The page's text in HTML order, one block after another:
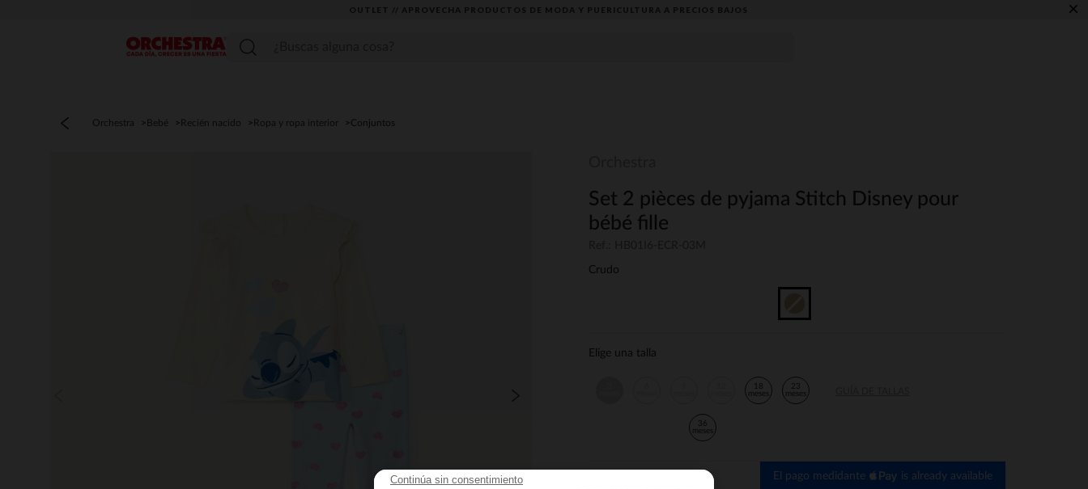
Continúa sin consentimiento
OUTLET // APROVECHA PRODUCTOS DE MODA Y PUERICULTURA A PRECIOS BAJOS ×
Menú
Orchestra Bebé Recién nacido Ropa y ropa interior Conjuntos
Set 2 pièces de pyjama Stitch Disney pour
bébé fille
Crudo
Elige una talla
18
meses
23
meses
36
meses
El pago medidante is already available